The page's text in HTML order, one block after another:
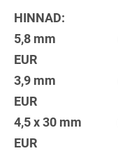
HINNAD:
5,8 mm (30-
EUR
3,9 mm (25-
EUR
4,5 x 30 mm
EUR